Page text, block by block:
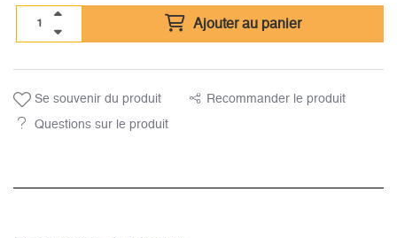
Ajouter au panier
Se souvenir du produit Recommander le produit
Questions sur le produit